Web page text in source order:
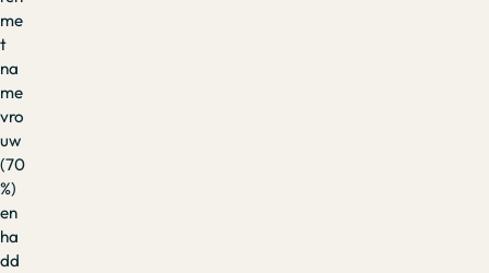
me
t
na
me
vro
uw
(70
%)
en
ha
dd